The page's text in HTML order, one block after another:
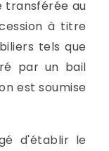
transférée au
à titre
tels que
par un bail
est soumise
d'établir le